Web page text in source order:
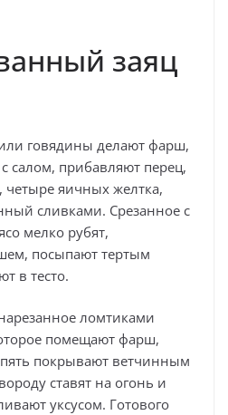
заяц
говядины делают фарш,
салом, прибавляют перец,
четыре яичных желтка,
сливками. Срезанное с
мелко рубят,
посыпают тертым
в тесто.
ломтиками
помещают фарш,
покрывают ветчинным
ставят на огонь и
уксусом. Готового